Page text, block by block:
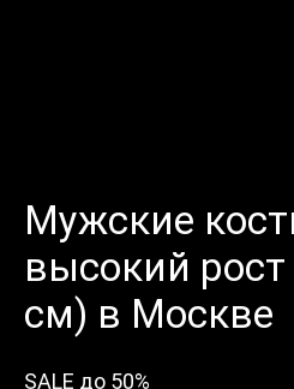
Мужские
высокий
см) в Москве
SALE до 50%